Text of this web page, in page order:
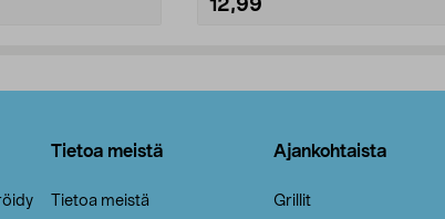
12,99
Tietoa meistä
Tietoa meistä
Ajankohtaista
Grillit